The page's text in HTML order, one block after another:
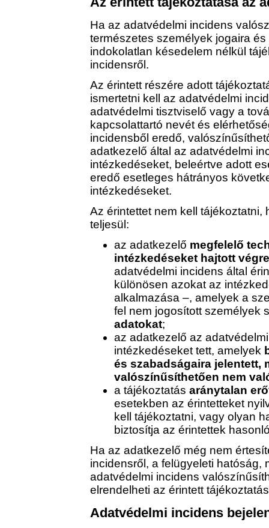
Ha az adatvédelmi incidens
természetes személyek jogaira
indokolatlan késedelem nélkül
incidensről.
Az érintett részére adott
ismertetni kell az adatvédelmi
adatvédelmi tisztviselő vagy a
kapcsolattartó nevét és
incidensből eredő,
adatkezelő által az adatvédelmi
intézkedéseket, beleértve adott
eredő esetleges hátrányos
intézkedéseket.
Az érintettet nem kell
teljesül:
az adatkezelő megfelelő
intézkedéseket hajtott végre
adatvédelmi incidens által
különösen azokat az
alkalmazása –, amelyek a
fel nem jogosított személyek
adatokat;
az adatkezelő az
intézkedéseket tett, amelyek
és szabadságaira jelentett,
valószínűsíthetően nem
a tájékoztatás aránytalan
esetekben az érintetteket
kell tájékoztatni, vagy olyan
biztosítja az érintettek
Ha az adatkezelő még nem
incidensről, a felügyeleti hatóság,
adatvédelmi incidens
elrendelheti az érintett
Adatvédelmi incidens